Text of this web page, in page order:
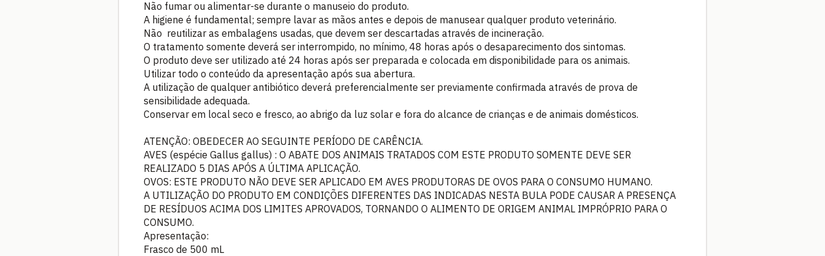
Não fumar ou alimentar-se durante o manuseio do produto.
A higiene é fundamental; sempre lavar as mãos antes e depois de manusear qualquer produto veterinário.
Não reutilizar as embalagens usadas, que devem ser descartadas através de incineração.
O tratamento somente deverá ser interrompido, no mínimo, 48 horas após o desaparecimento dos sintomas.
O produto deve ser utilizado até 24 horas após ser preparada e colocada em disponibilidade para os animais.
Utilizar todo o conteúdo da apresentação após sua abertura.
A utilização de qualquer antibiótico deverá preferencialmente ser previamente confirmada através de prova de
sensibilidade adequada.
Conservar em local seco e fresco, ao abrigo da luz solar e fora do alcance de crianças e de animais domésticos.
ATENÇÃO: OBEDECER AO SEGUINTE PERÍODO DE CARÊNCIA.
AVES (espécie Gallus gallus) : O ABATE DOS ANIMAIS TRATADOS COM ESTE PRODUTO SOMENTE DEVE SER
REALIZADO 5 DIAS APÓS A ÚLTIMA APLICAÇÃO.
OVOS: ESTE PRODUTO NÃO DEVE SER APLICADO EM AVES PRODUTORAS DE OVOS PARA O CONSUMO HUMANO.
A UTILIZAÇÃO DO PRODUTO EM CONDIÇÕES DIFERENTES DAS INDICADAS NESTA BULA PODE CAUSAR A PRESENÇA
DE RESÍDUOS ACIMA DOS LIMITES APROVADOS, TORNANDO O ALIMENTO DE ORIGEM ANIMAL IMPRÓPRIO PARA O
CONSUMO.
Apresentação:
Frasco de 500 mL